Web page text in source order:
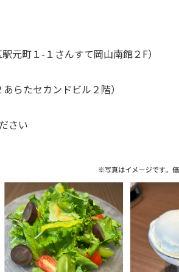
元町１- １さんすて岡山南館２F）
あらたセカンドビル２階）
さい